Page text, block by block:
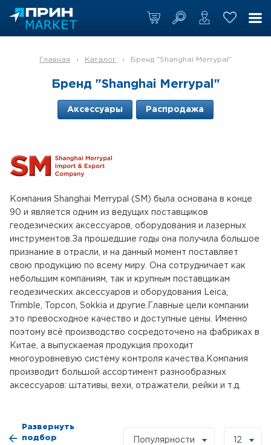
Главная › Каталог › Бренд "Shanghai Merrypal"
Бренд "Shanghai Merrypal"
Аксессуары Распродажа
Компания Shanghai Merrypal (SM) была основана в конце
90 и является одним из ведущих поставщиков
геодезических аксессуаров, оборудования и лазерных
инструментов.За прошедшие годы она получила большое
признание в отрасли, и на данный момент поставляет
свою продукцию по всему миру. Она сотрудничает как
небольшим компаниям, так и крупным поставщикам
геодезических аксессуаров и оборудования Leica,
Trimble, Topcon, Sokkia и другие.Главные цели компании
это превосходное качество и доступные цены. Именно
поэтому всё производство сосредоточено на фабриках в
Китае, а выпускаемая продукция проходит
многоуровневую систему контроля качества.Компания
производит большой ассортимент разнообразных
аксессуаров: штативы, вехи, отражатели, рейки и т.д.
Развернуть
подбор
Популярности 12